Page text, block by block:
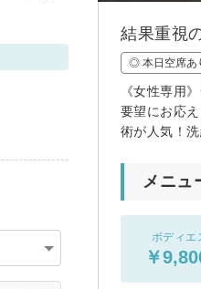
結果重視
◎ 本日空席あ
《女性専用
要望にお応
術が人気！
メニュ
ボディエ
￥